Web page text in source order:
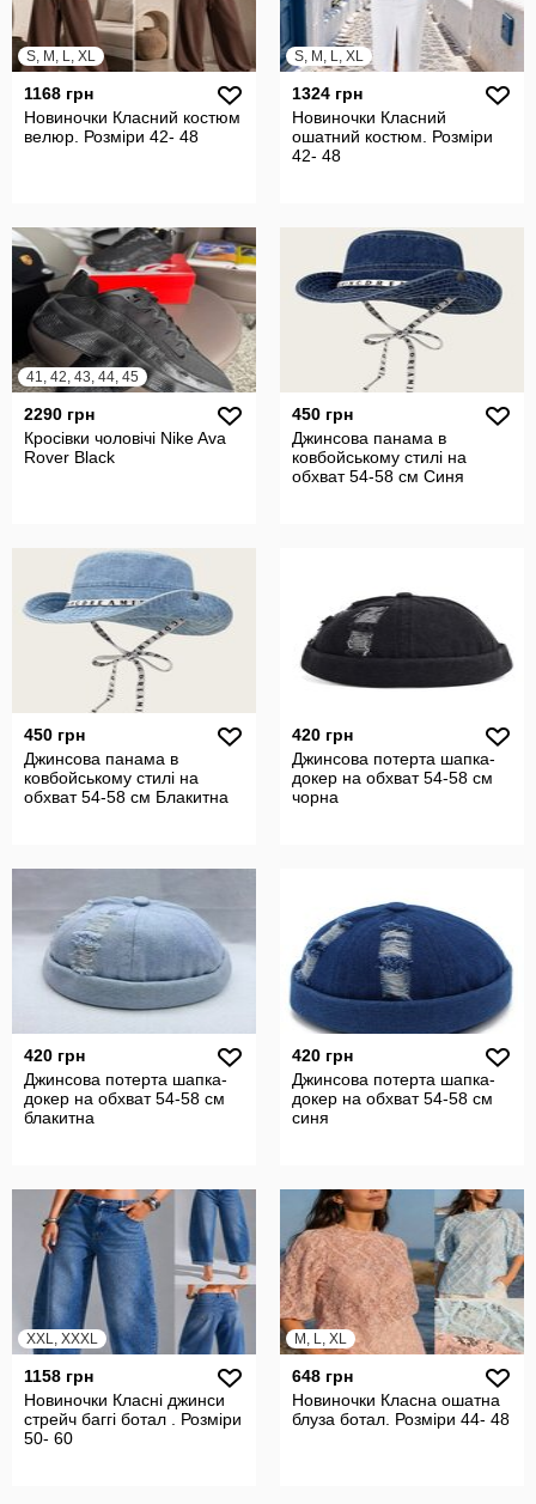
S, M, L, XL
1168 грн
Новиночки Класний костюм
велюр. Розміри 42- 48
S, M, L, XL
1324 грн
Новиночки Класний
ошатний костюм. Розміри
42- 48
41, 42, 43, 44, 45
2290 грн
Кросівки чоловічі Nike Ava
Rover Black
450 грн
Джинсова панама в
ковбойському стилі на
обхват 54-58 см Синя
450 грн
Джинсова панама в
ковбойському стилі на
обхват 54-58 см Блакитна
420 грн
Джинсова потерта шапка-
докер на обхват 54-58 см
чорна
420 грн
Джинсова потерта шапка-
докер на обхват 54-58 см
блакитна
420 грн
Джинсова потерта шапка-
докер на обхват 54-58 см
синя
XXL, XXXL
1158 грн
Новиночки Класні джинси
стрейч баггі ботал . Розміри
50- 60
M, L, XL
648 грн
Новиночки Класна ошатна
блуза ботал. Розміри 44- 48